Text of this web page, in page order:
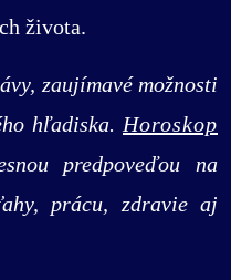
života.
zaujímavé možnosti
hľadiska. Horoskop
predpoveďou na
prácu, zdravie aj